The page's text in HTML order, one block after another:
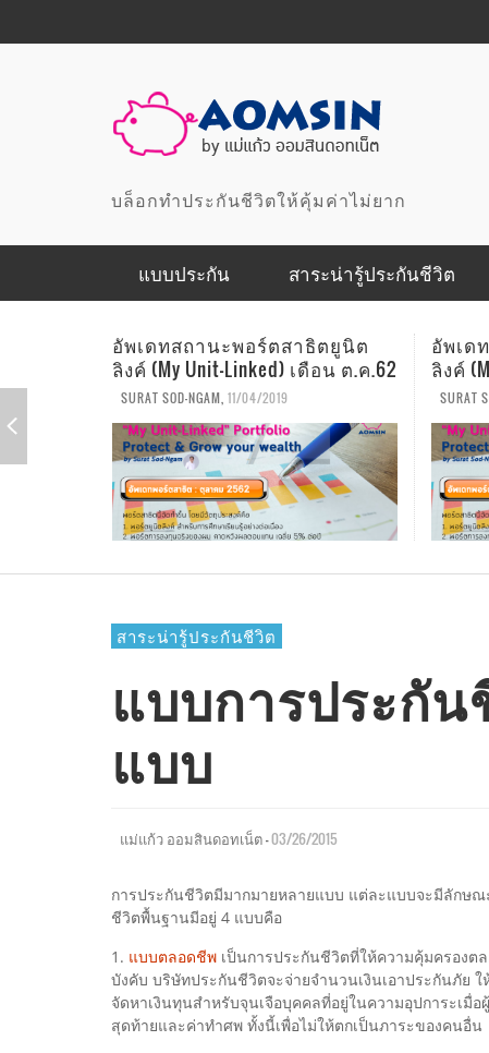
บล็อกทำประกันชีวิตให้คุ้มค่าไม่ยาก
แบบประกัน
แบบประกันเพื่อการออมและลดหย่อนภาษี
แบบประกันอุบัติเหตุ
แบบประกันบำนาญและลดหย่อนภาษี
อัพเ
ลิงค์
ส.ค
SURAT
สาระน่ารู้ประกันชีวิต
กว่า
สไตล์คุณ
คุณเชื่อถือได้
LINKED) เดือน พ.ย.62
อัพเดทสถานะพอร์ตสาธิตยูนิต
ลิงค์ (My Unit-Linked) เดือน ก.ย.62
SURAT SOD-NGAM 10/04/2019
อัพเด
ลิงค์
SURAT
สาระน่ารู้ประกันชีวิต
แบบการประกั
แบบ
แม่แก้ว ออมสินดอทเน็ต—03/26/2015
การประกันชีวิตมีมากมายหลายแบบ แต่ละแบบจะมีลักษ
ชีวิตพื้นฐานมีอยู่ 4 แบบคือ
1. แบบตลอดชีพ เป็นการประกันชีวิตที่ให้ความคุ้มครองต
บังคับ บริษัทประกันชีวิตจะจ่ายจำนวนเงินเอาประกันภัย
จัดหาเงินทุนสำหรับจุนเจือบุคคลที่อยู่ในความอุปการะเมื่อ
สุดท้ายและค่าทำศพ ทั้งนี้เพื่อไม่ให้ตกเป็นภาระของคนอื่น